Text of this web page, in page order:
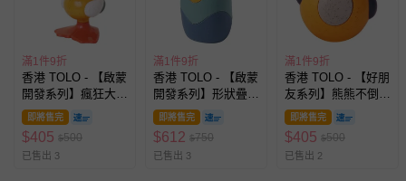
滿1件9折
香港 TOLO - 【啟蒙
開發系列】瘋狂大眼
鳥 啟蒙開發玩具
即將售完
$405 $500
已售出 3
滿1件9折
香港 TOLO - 【啟蒙
開發系列】形狀疊疊
蛋 啟蒙開發玩具
即將售完
$612 $750
已售出 3
滿1件9折
香港 TOLO - 【好朋
友系列】熊熊不倒翁
啟蒙開發玩具
即將售完
$405 $500
已售出 2